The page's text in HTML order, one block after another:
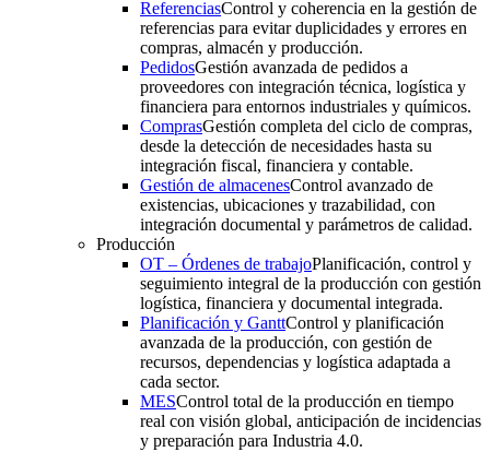
ReferenciasControl y coherencia en la gestión de
referencias para evitar duplicidades y errores en
compras, almacén y producción.
PedidosGestión avanzada de pedidos a
proveedores con integración técnica, logística y
financiera para entornos industriales y químicos.
ComprasGestión completa del ciclo de compras,
desde la detección de necesidades hasta su
integración fiscal, financiera y contable.
Gestión de almacenesControl avanzado de
existencias, ubicaciones y trazabilidad, con
integración documental y parámetros de calidad.
Producción
OT – Órdenes de trabajoPlanificación, control y
seguimiento integral de la producción con gestión
logística, financiera y documental integrada.
Planificación y GanttControl y planificación
avanzada de la producción, con gestión de
recursos, dependencias y logística adaptada a
cada sector.
MESControl total de la producción en tiempo
real con visión global, anticipación de incidencias
y preparación para Industria 4.0.